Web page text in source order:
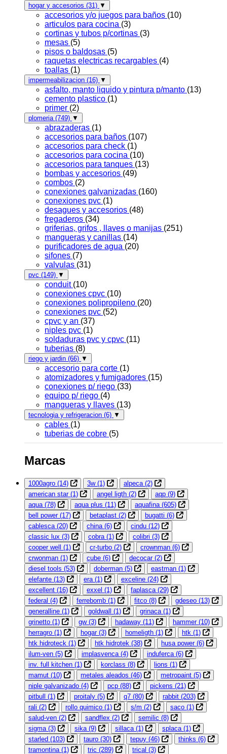
hogar y accesorios (31) ▼
accesorios y/o juegos para baños (10)
articulos para cocina (3)
cortinas y tubos p/cortinas (3)
mesas (5)
pisos o baldosas (5)
raquetas electricas recargables (4)
toallas (1)
impermeabilizacion (16) ▼
asfalto, manto liquido y pintura p/manto (13)
cemento plastico (1)
primer (2)
plomeria (749) ▼
abrazaderas (1)
accesorios para baños (107)
accesorios para check (1)
accesorios para cocina (10)
accesorios para tanques (13)
bombas y accesorios (49)
combos (2)
conexiones galvanizadas (160)
conexiones pvc (1)
desagues y accesorios (48)
fregaderos (34)
griferias, grifos , llaves o manijas (251)
mangueras y canillas (14)
purificadores de agua (20)
sifones (7)
valvulas (31)
pvc (149) ▼
conduit (10)
conexiones cpvc (10)
conexiones polipropileno (20)
conexiones pvc (52)
cpvc y an (37)
niples pvc (1)
soldaduras pvc y cpvc (11)
tuberias (8)
riego y jardin (66) ▼
accesorio para corte (1)
atomizadores y fumigadores (15)
conexiones p/ riego (33)
equipo p/ riego (4)
mangueras y llaves (13)
tecnologia y refrigeracion (6) ▼
cables (1)
tuberias de cobre (5)
Marcas
1000agro (14) 3w (1) alpeca (2)
american star (1) angel ligth (2) aqp (9)
aqua (78) aqua plus (11) aquafina (605)
bell power (17) betaplast (2) bugatti (6)
cablesca (20) china (6) cindu (12)
classic lux (3) cobra (1) colibri (3)
cooper well (1) cr-turbo (2) crownman (6)
crwonman (1) cube (6) decocar (2)
diesel tools (53) doberman (5) eastman (1)
elefante (13) era (1) exceline (24)
excellent (16) exxel (1) faplasca (29)
federal (4) ferrebomb (1) fitco (8) gdeseo (13)
generalline (1) goldwall (1) grinaca (1)
grinetto (1) gw (3) hadaway (11) hammer (10)
herragro (1) hogar (3) homeligth (1) htk (1)
htk hidroteck (1) htk hidrotek (38) husa power (6)
ilum-ven (5) implasvenca (4) induferca (6)
inv. full kitchen (1) korclass (8) lions (1)
mamut (10) metales aleados (46) metropaint (5)
niple galvanizado (4) pcp (88) pickens (21)
pitbull (1) proitaly (5) q7 (80) rabbit (203)
rali (2) rollo quimico (1) s/m (2) saco (1)
salud-ven (2) sandflex (2) semilic (8)
sigma (3) sika (9) sillaca (1) splaca (1)
starled (103) tauro (30) tepuy (46) thinks (6)
tramontina (1) tric (289) trical (3)